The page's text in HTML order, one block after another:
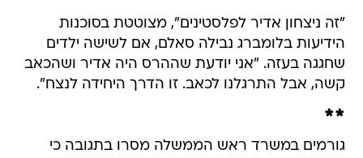
"זה ניצחון אדיר לפלסטינים", מצוטטת בסוכנות
הידיעות בלומברג נבילה סאלם, אם לשישה ילדים
שחגגה בעזה. "אני יודעת שההרס היה אדיר ושהכאב
קשה, אבל התרגלנו לכאב. זו הדרך היחידה לנצח".
**
גורמים במשרד ראש הממשלה מסרו בתגובה כי